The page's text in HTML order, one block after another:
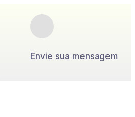
Envie sua mensagem